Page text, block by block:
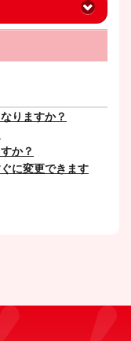
りますか？
か？
に変更できます